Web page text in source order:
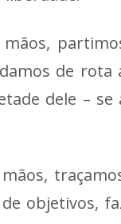
mãos,
de rota
dele –
objetivos,